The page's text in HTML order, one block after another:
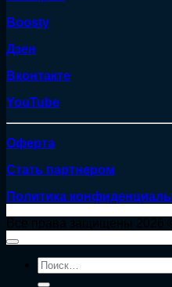
Boosty
Дзен
Вконтакте
YouTube
Оферта
Стать партнером
Политика
Искать: